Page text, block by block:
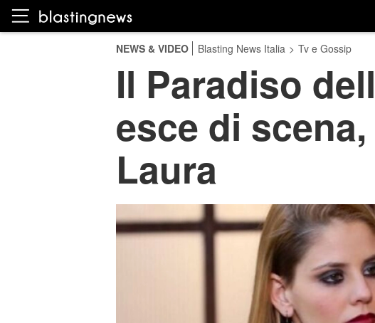
NEWS & VIDEO Blasting News Italia > Tv e Gossip
Il Paradiso
esce di
Laura